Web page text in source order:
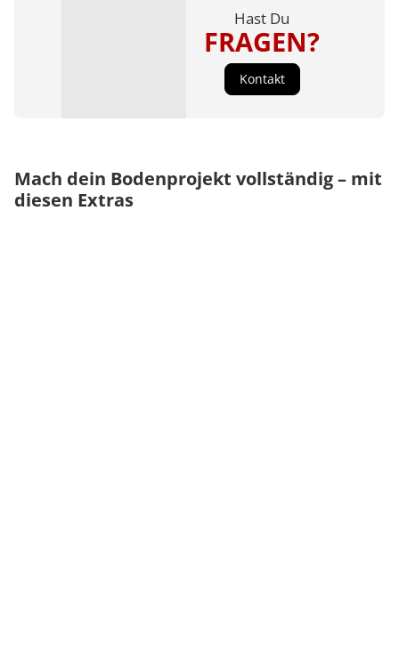
Mach dein Bodenprojekt vollständig – mit
diesen Extras
Hast Du
FRAGEN?
Kontakt